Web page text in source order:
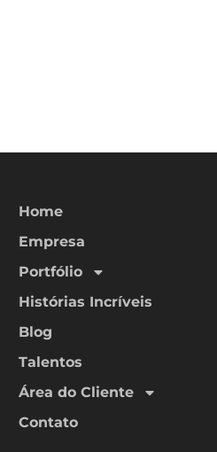
Home
Empresa
Portfólio
Histórias Incríveis
Blog
Talentos
Área do Cliente
Contato